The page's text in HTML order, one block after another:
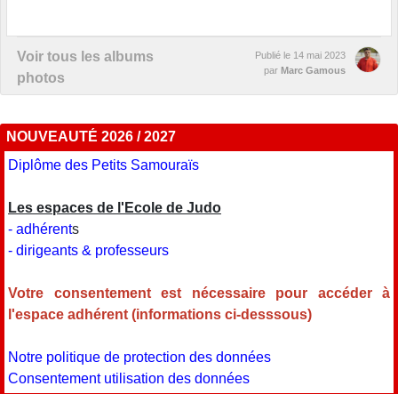
Voir tous les albums
photos
Publié le 14 mai 2023
par Marc Gamous
NOUVEAUTÉ 2026 / 2027
Diplôme des Petits Samouraïs
Les espaces de l'Ecole de Judo
- adhérents
- dirigeants & professeurs
Votre consentement est nécessaire pour accéder à
l'espace adhérent (informations ci-desssous)
Notre politique de protection des données
Consentement utilisation des données